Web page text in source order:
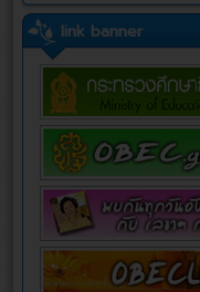
link banner